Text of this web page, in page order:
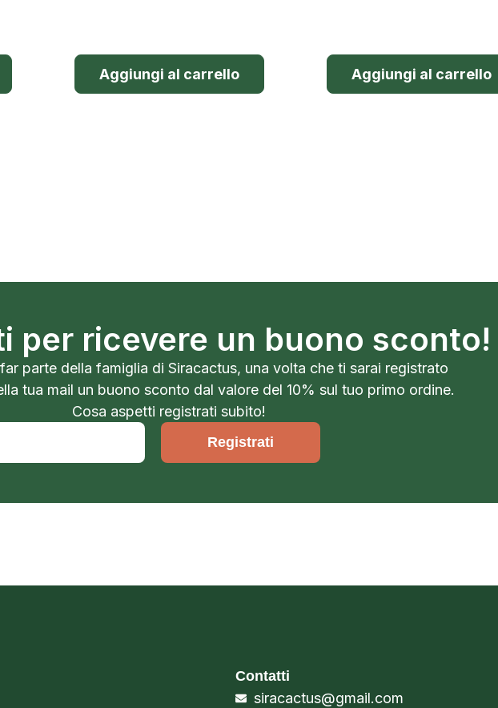
Aggiungi al carrello Aggiungi al carrello
per ricevere un buono sconto!
parte della famiglia di Siracactus, una volta che ti sarai registrato
tua mail un buono sconto dal valore del 10% sul tuo primo ordine.
Cosa aspetti registrati subito!
Registrati
Contatti
siracactus@gmail.com